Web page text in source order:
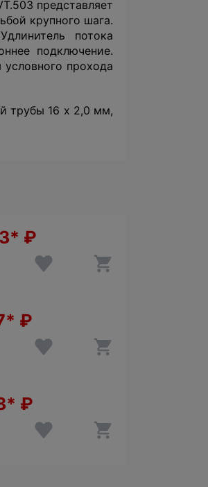
представляет
крупного шага.
потока
подключение.
прохода
трубы 16 х 2,0 мм,
₽
₽
₽